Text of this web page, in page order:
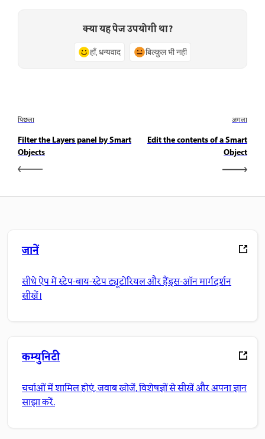
क्या यह पेज उपयोगी था?
हाँ, धन्यवाद बिल्कुल भी नहीं
पिछला
Filter the Layers panel by Smart
Objects
अगला
Edit the contents of a Smart
Object
जानें
सीधे ऐप में स्टेप-बाय-स्टेप ट्यूटोरियल और हैंड्स-ऑन मार्गदर्शन
सीखें।
कम्युनिटी
चर्चाओं में शामिल होएं, जवाब खोजें, विशेषज्ञों से सीखें और अपना ज्ञान
साझा करें.